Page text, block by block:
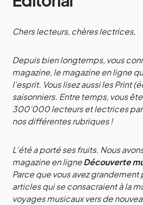
Chers lecteurs, chères lectrices,
Depuis bien longtemps, vous
magazine, le magazine en ligne
l’esprit. Vous lisez aussi les Print
saisonniers. Entre temps, vous
300’000 lecteurs et lectrices
nos différentes rubriques !
L’été a porté ses fruits. Nous
magazine en ligneDécouverte
Parce que vous avez
articles qui se consacraient à la
voyages musicaux vers de